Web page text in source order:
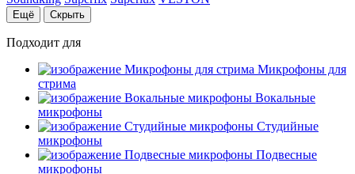
Ещё Скрыть
Подходит для
Микрофоны для
стрима
Вокальные
микрофоны
Студийные
микрофоны
Подвесные
микрофоны